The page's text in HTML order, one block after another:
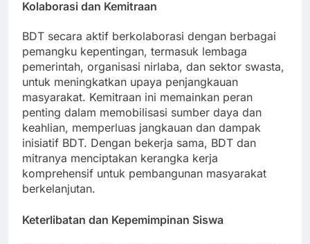
BDT secara aktif berkolaborasi dengan berbagai
pemangku kepentingan, termasuk lembaga
pemerintah, organisasi nirlaba, dan sektor swasta,
untuk meningkatkan upaya penjangkauan
masyarakat. Kemitraan ini memainkan peran
penting dalam memobilisasi sumber daya dan
keahlian, memperluas jangkauan dan dampak
inisiatif BDT. Dengan bekerja sama, BDT dan
mitranya menciptakan kerangka kerja
komprehensif untuk pembangunan masyarakat